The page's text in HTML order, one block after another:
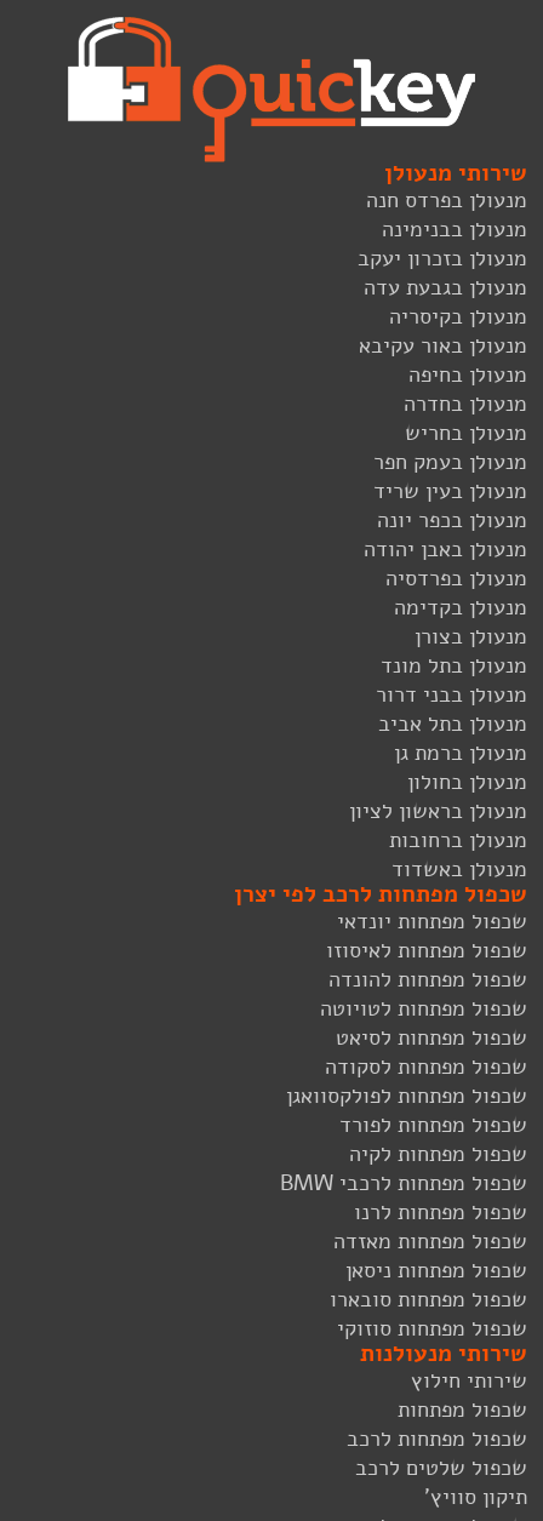
שירותי מנעולן
מנעולן בפרדס חנה
מנעולן בבנימינה
מנעולן בזכרון יעקב
מנעולן בגבעת עדה
מנעולן בקיסריה
מנעולן באור עקיבא
מנעולן בחיפה
מנעולן בחדרה
מנעולן בחריש
מנעולן בעמק חפר
מנעולן בעין שריד
מנעולן בכפר יונה
מנעולן באבן יהודה
מנעולן בפרדסיה
מנעולן בקדימה
מנעולן בצורן
מנעולן בתל מונד
מנעולן בבני דרור
מנעולן בתל אביב
מנעולן ברמת גן
מנעולן בחולון
מנעולן בראשון לציון
מנעולן ברחובות
מנעולן באשדוד
שכפול מפתחות לרכב לפי יצרן
שכפול מפתחות יונדאי
שכפול מפתחות לאיסוזו
שכפול מפתחות להונדה
שכפול מפתחות לטויוטה
שכפול מפתחות לסיאט
שכפול מפתחות לסקודה
שכפול מפתחות לפולקסוואגן
שכפול מפתחות לפורד
שכפול מפתחות לקיה
שכפול מפתחות לרכבי BMW
שכפול מפתחות לרנו
שכפול מפתחות מאזדה
שכפול מפתחות ניסאן
שכפול מפתחות סובארו
שכפול מפתחות סוזוקי
שירותי מנעולנות
שירותי חילוץ
שכפול מפתחות
שכפול מפתחות לרכב
שכפול שלטים לרכב
תיקון סוויץ'